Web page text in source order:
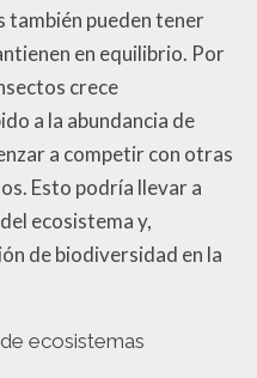
también pueden tener
en equilibrio. Por
crece
a la abundancia de
a competir con otras
Esto podría llevar a
ecosistema y,
de biodiversidad en la
ecosistemas